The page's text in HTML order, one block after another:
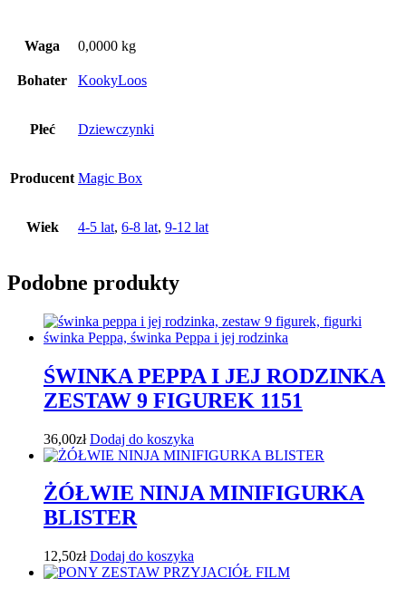
Waga 0,0000 kg
Bohater KookyLoos
Płeć Dziewczynki
Producent Magic Box
Wiek 4-5 lat, 6-8 lat, 9-12 lat
Podobne produkty
ŚWINKA PEPPA I JEJ RODZINKA
ZESTAW 9 FIGUREK 1151
36,00zł Dodaj do koszyka
ŻÓŁWIE NINJA MINIFIGURKA
BLISTER
12,50zł Dodaj do koszyka